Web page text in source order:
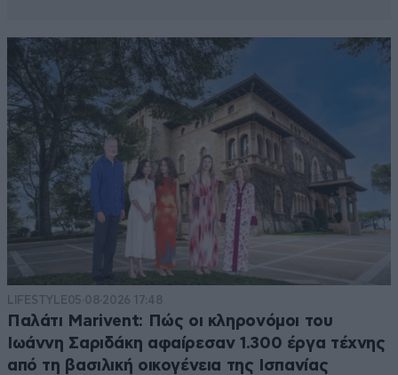
LIFESTYLE05·08·2026 17:48
Παλάτι Marivent: Πώς οι κληρονόμοι του
Ιωάννη Σαριδάκη αφαίρεσαν 1.300 έργα τέχνης
από τη βασιλική οικογένεια της Ισπανίας